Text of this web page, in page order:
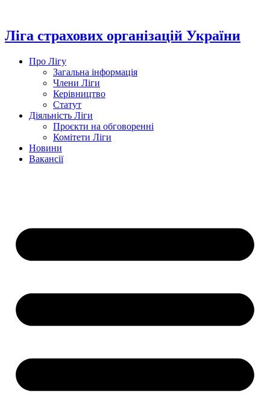
вмісту
Ліга страхових організацій України
Про Лігу
Загальна інформація
Члени Ліги
Керівництво
Статут
Діяльність Ліги
Проєкти на обговоренні
Комітети Ліги
Новини
Вакансії